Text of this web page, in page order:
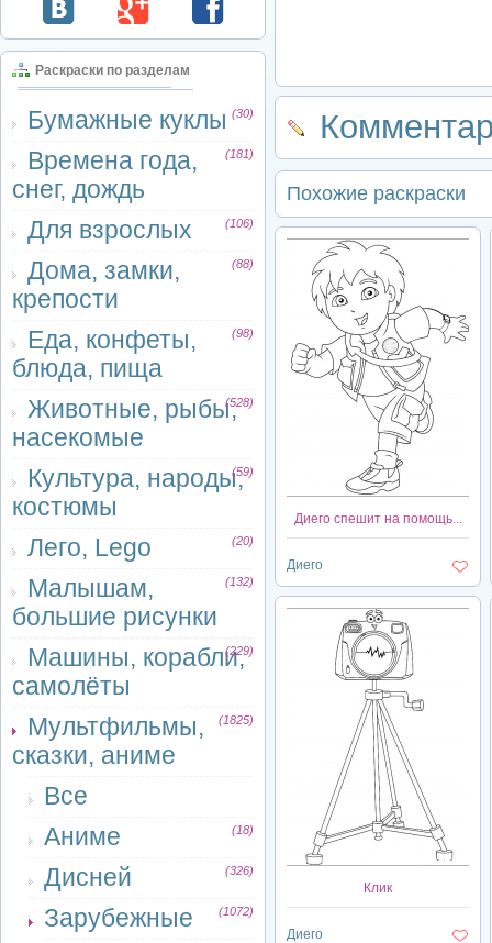
Раскраски по разделам
Бумажные куклы (30)
Времена года,
снег, дождь
(181)
Для взрослых (106)
Дома, замки,
крепости
(88)
Еда, конфеты,
блюда, пища
(98)
Животные, рыбы,
насекомые
(528)
Культура, народы,
костюмы
(59)
Лего, Lego (20)
Малышам,
большие рисунки
(132)
Машины, корабли,
самолёты
(229)
Мультфильмы,
сказки, аниме
(1825)
Все
Аниме
(18)
Дисней (326)
Зарубежные (1072)
Похожие раскраски
Диего спешит на помощь...
Диего
Клик
Диего